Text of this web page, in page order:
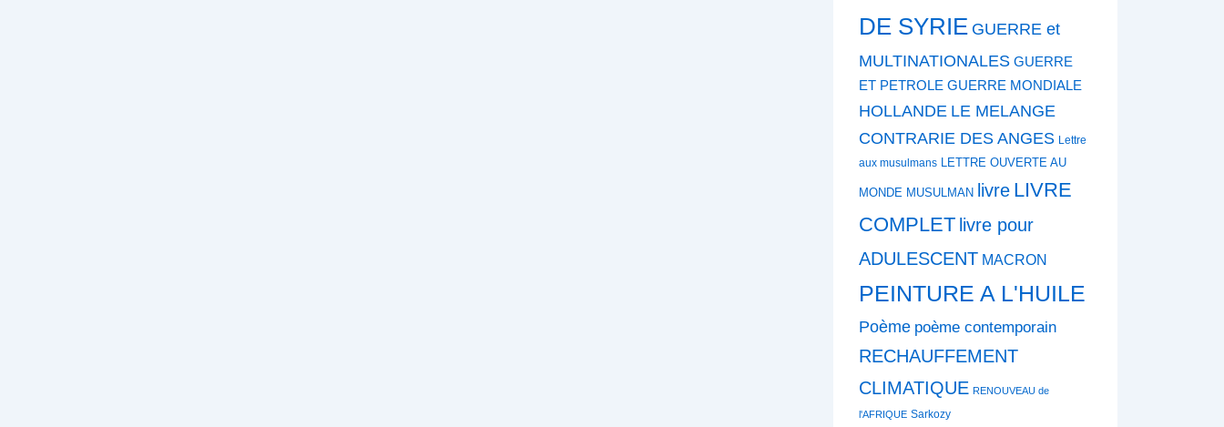
DE SYRIE GUERRE et
MULTINATIONALES GUERRE
ET PETROLE GUERRE MONDIALE
HOLLANDE LE MELANGE
CONTRARIE DES ANGES Lettre
aux musulmans LETTRE OUVERTE AU
MONDE MUSULMAN livre LIVRE
COMPLET livre pour
ADULESCENT MACRON
PEINTURE A L'HUILE
Poème poème contemporain
RECHAUFFEMENT
CLIMATIQUE RENOUVEAU de
l'AFRIQUE Sarkozy